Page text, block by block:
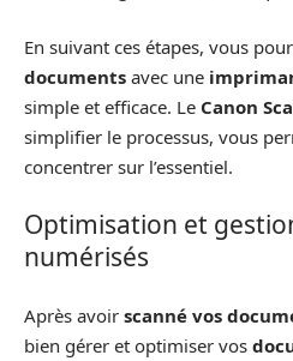
En suivant ces étapes, vous
documents avec une
simple et efficace. Le Canon
simplifier le processus, vous
concentrer sur l’essentiel.
Optimisation et
numérisés
Après avoir scanné vos
bien gérer et optimiser vos